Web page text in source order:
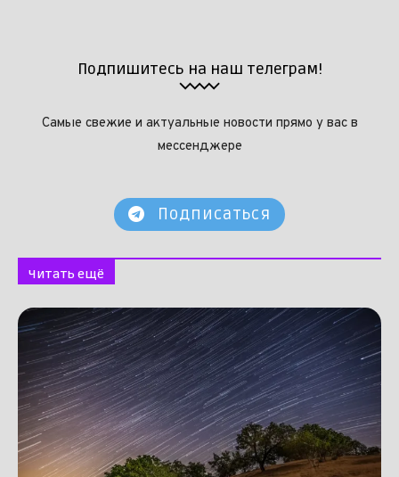
Подпишитесь на наш телеграм!
Самые свежие и актуальные новости прямо у вас в
мессенджере
Подписаться
Читать ещё